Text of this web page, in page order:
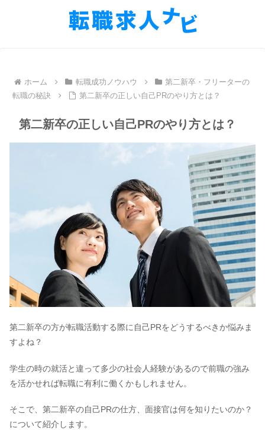
ホーム 転職成功ノウハウ
第二新卒・フリーターの
転職の秘訣
第二新卒の正しい自己PRのやり方とは？
第二新卒の正しい自己PRのやり方とは？
第二新卒の方が転職活動する際に自己PRをどうするべきか悩みま
すよね？
学生の時の就活と違って多少の社会人経験があるので前職の強み
を活かせれば転職に有利に働くかもしれません。
そこで、第二新卒の自己PRの仕方、面接官は何を知りたいのか？
について紹介します。